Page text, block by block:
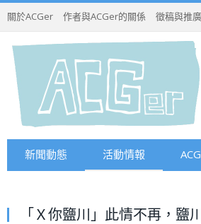
關於ACGer 作者與ACGer的關係 徵稿與推
新聞動態 活動情報
「Ｘ你鹽川」此情不再，